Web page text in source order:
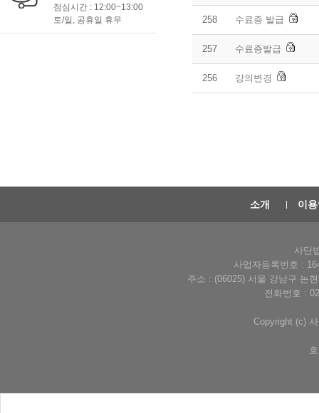
점심시간 : 12:00~13:00
토/일, 공휴일 휴무
258 수료증 발급
257 수료증발급
256 강의변경
소개 이
사단
사업자등록번호 :
주소 : (06025) 서울 강남구 논
전화번호 :
Copyright (c)